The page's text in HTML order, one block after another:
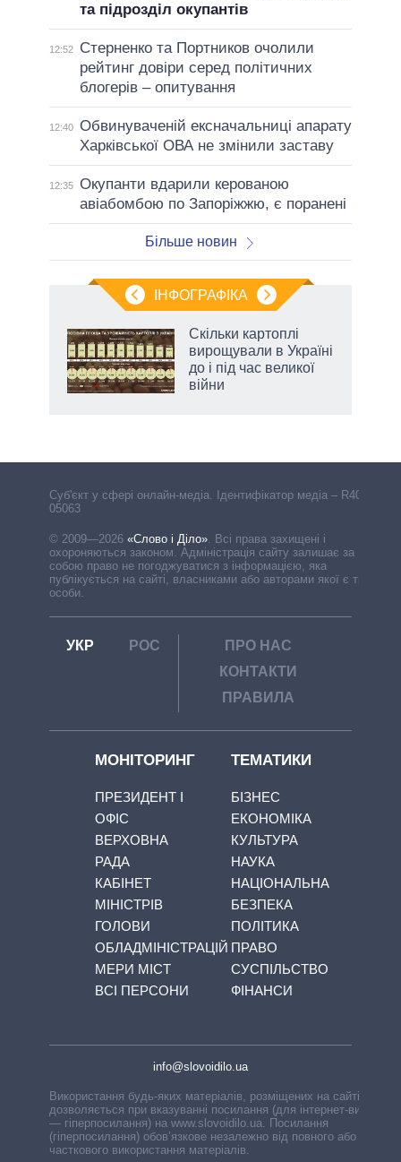
та підрозділ окупантів
12:52
Стерненко та Портников очолили
рейтинг довіри серед політичних
блогерів – опитування
12:40 Обвинуваченій ексначальниці апарату
Харківської ОВА не змінили заставу
12:35 Окупанти вдарили керованою
авіабомбою по Запоріжжю, є поранені
Більше новин
ІНФОГРАФІКА
Скільки картоплі
вирощували в Україні
до і під час великої
війни
Cуб'єкт у сфері онлайн-медіа. Ідентифікатор медіа – R40-
05063
© 2009—2026 «Слово і Діло»
Всі права захищені і
охороняються законом. Адміністрація сайту залишає за
собою право не погоджуватися з інформацією, яка
публікується на сайті, власниками або авторами якої є треті
особи.
УКР РОС
ПРО НАС
КОНТАКТИ
ПРАВИЛА
МОНІТОРИНГ
ПРЕЗИДЕНТ І
ОФІС
ВЕРХОВНА
РАДА
КАБІНЕТ
МІНІСТРІВ
ГОЛОВИ
ОБЛАДМІНІСТРАЦІЙ
МЕРИ МІСТ
ВСІ ПЕРСОНИ
ТЕМАТИКИ
БІЗНЕС
ЕКОНОМІКА
КУЛЬТУРА
НАУКА
НАЦІОНАЛЬНА
БЕЗПЕКА
ПОЛІТИКА
ПРАВО
СУСПІЛЬСТВО
ФІНАНСИ
info@slovoidilo.ua
Використання будь-яких матеріалів, розміщених на сайті,
дозволяється при вказуванні посилання (для інтернет-видань
— гіперпосилання) на www.slovoidilo.ua. Посилання
(гіперпосилання) обов’язкове незалежно від повного або
часткового використання матеріалів.